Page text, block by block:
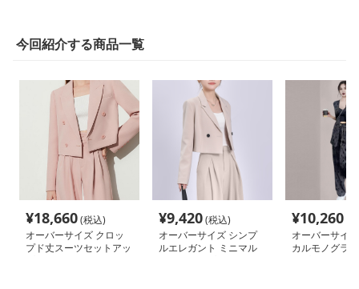
今回紹介する商品一覧
¥18,660(税込)
オーバーサイズ クロッ
プド丈スーツセットアッ
¥9,420(税込)
オーバーサイズ シンプ
ルエレガント ミニマル
¥10,260
オーバーサイ
カルモノグラ